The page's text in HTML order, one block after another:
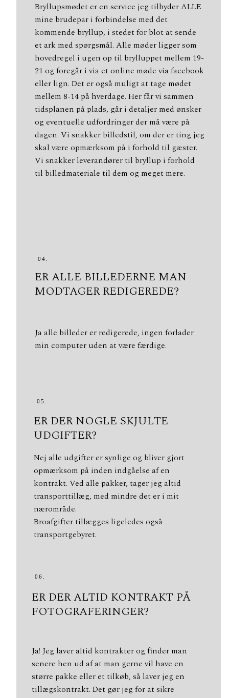
Bryllupsmødet er en service jeg tilbyder ALLE
mine brudepar i forbindelse med det
kommende bryllup, i stedet for blot at sende
et ark med spørgsmål. Alle møder ligger som
hovedregel i ugen op til brylluppet mellem 19-
21 og foregår i via et online møde via facebook
eller lign. Det er også muligt at tage mødet
mellem 8-14 på hverdage. Her får vi sammen
tidsplanen på plads, går i detaljer med ønsker
og eventuelle udfordringer der må være på
dagen. Vi snakker billedstil, om der er ting jeg
skal være opmærksom på i forhold til gæster.
Vi snakker leverandører til bryllup i forhold
til billedmateriale til dem og meget mere.
05.
ER DER NOGLE SKJULTE
UDGIFTER?
Nej alle udgifter er synlige og bliver gjort
opmærksom på inden indgåelse af en
kontrakt. Ved alle pakker, tager jeg altid
transporttillæg, med mindre det er i mit
nærområde.
Broafgifter tillægges ligeledes også
transportgebyret.
04.
ER ALLE BILLEDERNE MAN
MODTAGER REDIGEREDE?
Ja alle billeder er redigerede, ingen forlader
min computer uden at være færdige.
06.
ER DER ALTID KONTRAKT PÅ
FOTOGRAFERINGER?
Ja! Jeg laver altid kontrakter og finder man
senere hen ud af at man gerne vil have en
større pakke eller et tilkøb, så laver jeg en
tillægskontrakt. Det gør jeg for at sikre